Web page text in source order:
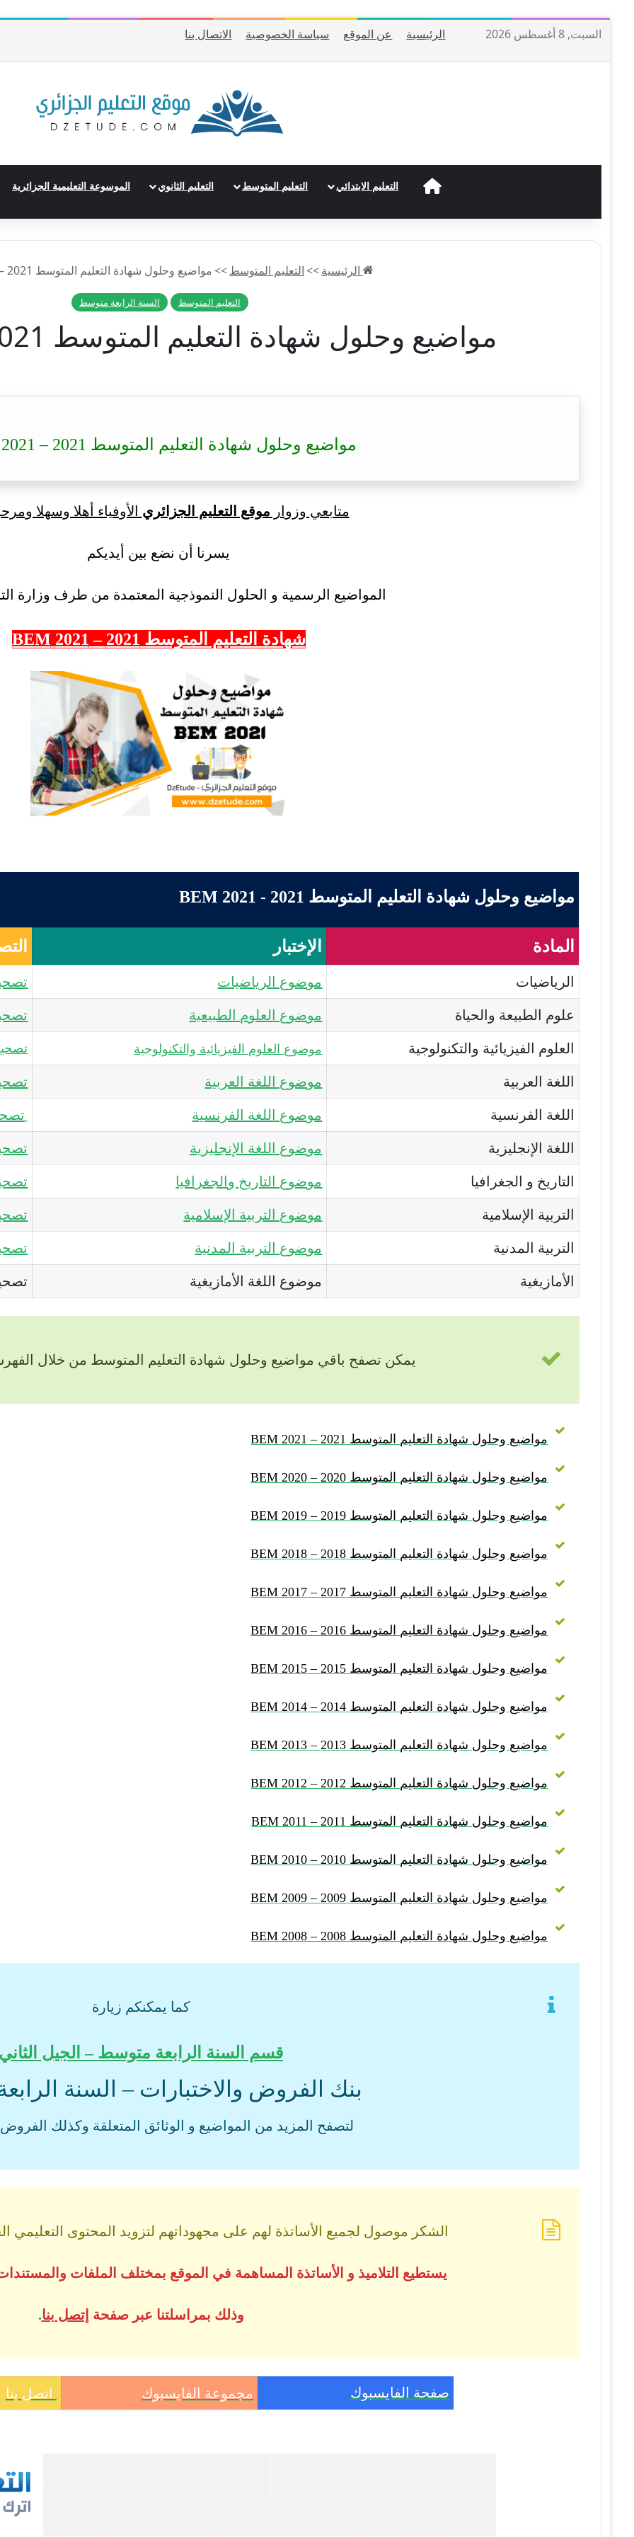
السبت, 8 أغسطس 2026 الرئيسية عن الموقع سياسة الخصوصية الاتصال بنا
الرئيسيةالتعليم الابتدائي التعليم المتوسط التعليم الثانوي الموسوعة التعليمية الجزائرية
الرئيسية>>التعليم المتوسط>>مواضيع وحلول شهادة التعليم المتوسط 2021 – BEM 2021
التعليم المتوسط السنة الرابعة متوسط
مواضيع وحلول شهادة التعليم المتوسط 2021 – BEM 2021
مواضيع وحلول شهادة التعليم المتوسط 2021 – BEM 2021
متابعي وزوار موقع التعليم الجزائري الأوفياء أهلا وسهلا
يسرنا أن نضع بين أيديكم
المواضيع الرسمية و الحلول النموذجية المعتمدة من طرف وزارة
شهادة التعليم المتوسط 2021 – 2021 BEM
مواضيع وحلول شهادة التعليم المتوسط 2021 - BEM 2021
المادة الإختبار
الرياضيات موضوع الرياضيات
علوم الطبيعة والحياة موضوع العلوم الطبيعية
العلوم الفيزيائية والتكنولوجية موضوع العلوم الفيزيائية والتكنولوجية
اللغة العربية موضوع اللغة العربية
اللغة الفرنسية موضوع اللغة الفرنسية
اللغة الإنجليزية موضوع اللغة الإنجليزية
التاريخ و الجغرافيا موضوع التاريخ وا لجغرافيا
التربية الإسلامية موضوع التربية الإسلامية
التربية المدنية موضوع التربية المدنية
الأمازيغية موضوع اللغة الأمازيغية
يمكن تصفح باقي مواضيع وحلول شهادة التعليم المتوسط من خلال
مواضيع وحلول شهادة التعليم المتوسط 2021 – BEM 2021
مواضيع وحلول شهادة التعليم المتوسط 2020 – BEM 2020
مواضيع وحلول شهادة التعليم المتوسط 2019 – BEM 2019
مواضيع وحلول شهادة التعليم المتوسط 2018 – BEM 2018
مواضيع وحلول شهادة التعليم المتوسط 2017 – BEM 2017
مواضيع وحلول شهادة التعليم المتوسط 2016 – BEM 2016
مواضيع وحلول شهادة التعليم المتوسط 2015 – BEM 2015
مواضيع وحلول شهادة التعليم المتوسط 2014 – BEM 2014
مواضيع وحلول شهادة التعليم المتوسط 2013 – BEM 2013
مواضيع وحلول شهادة التعليم المتوسط 2012 – BEM 2012
مواضيع وحلول شهادة التعليم المتوسط 2011 – BEM 2011
مواضيع وحلول شهادة التعليم المتوسط 2010 – BEM 2010
مواضيع وحلول شهادة التعليم المتوسط 2009 – BEM 2009
مواضيع وحلول شهادة التعليم المتوسط 2008 – BEM 2008
كما يمكنكم زيارة
قسم السنة الرابعة متوسط – الجيل
بنك الفروض والاختبارات – السنة
لتصفح المزيد من المواضيع و الوثائق المتعلقة وكذلك الفروض
الشكر موصول لجميع الأساتذة لهم على مجهوداتهم لتزويد المحتوى التعليمي
يستطيع التلاميذ و الأساتذة المساهمة في الموقع بمختلف الملفات
وذلك بمراسلتنا عبر صفحة إتصل بنا.
صفحة الفايسبوك مجموعة الفايسبوك اتصل بنا